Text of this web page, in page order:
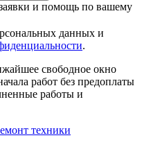
и помощь по вашему
данных и
.
свободное окно
работ без предоплаты
работы и
техники